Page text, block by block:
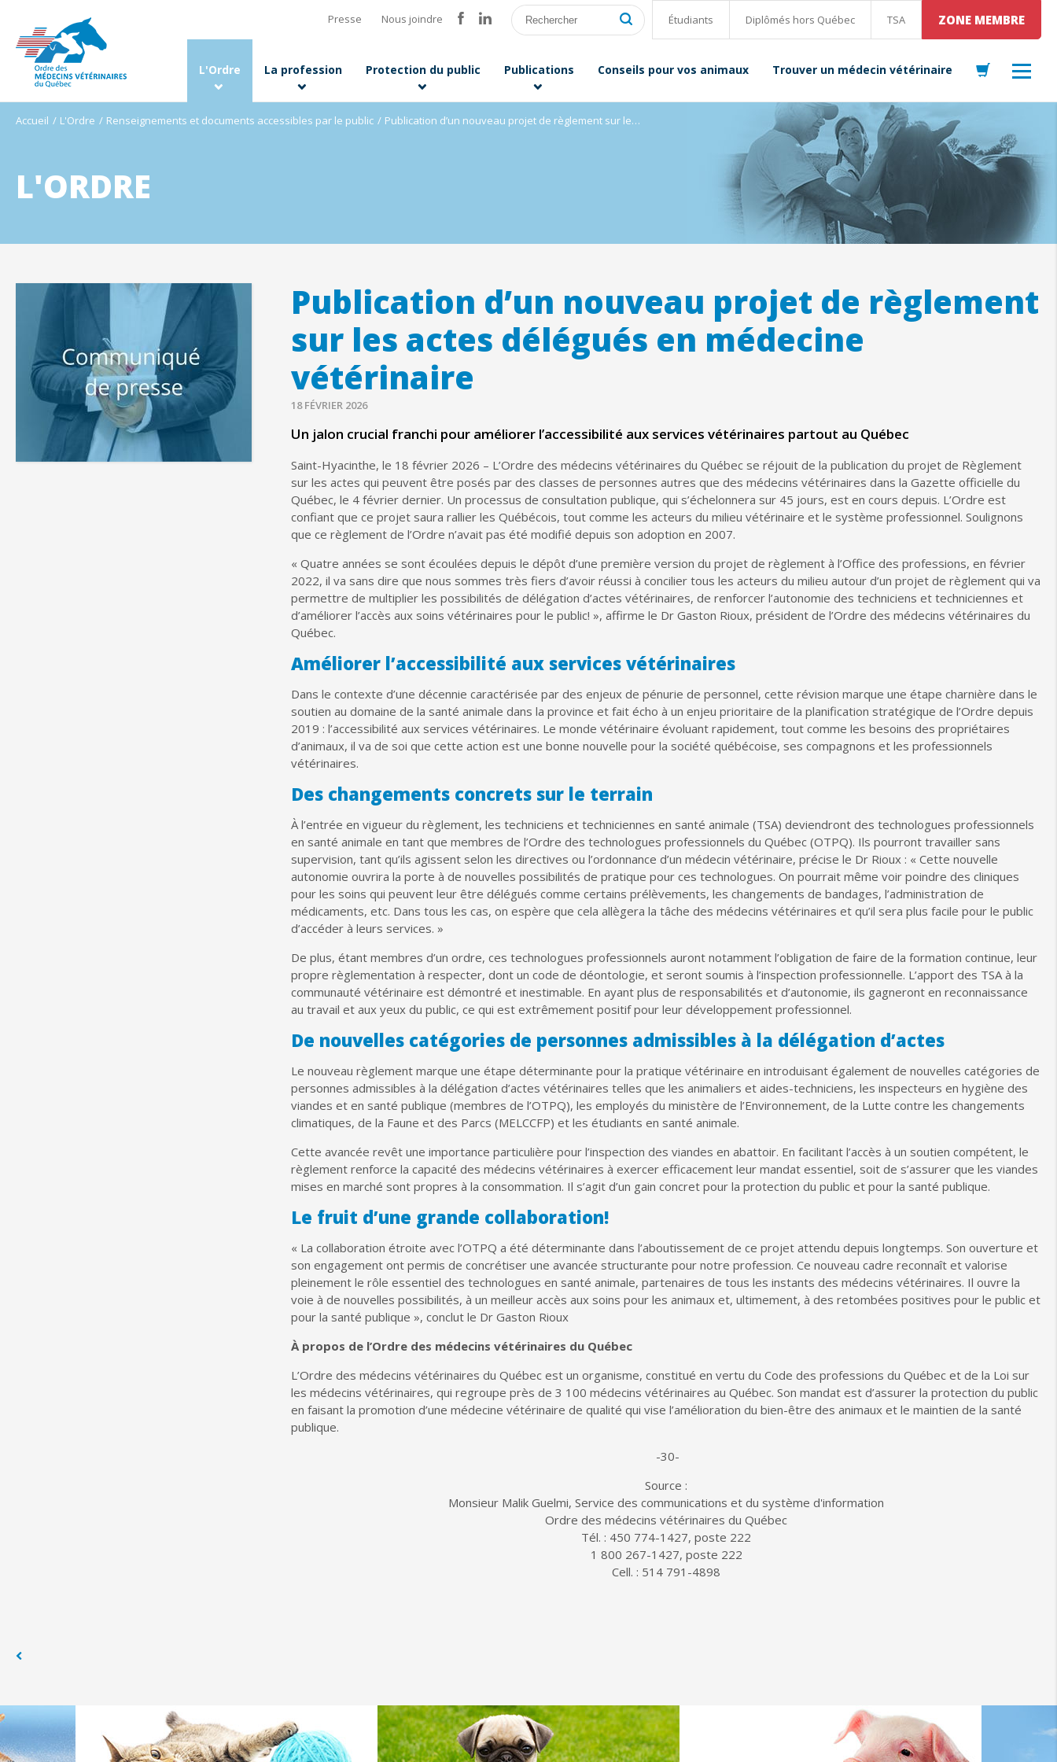
Presse Nous joindre Étudiants Diplômés hors Québec TSA ZONE MEMBRE
L'Ordre La profession Protection du public Publications Conseils pour vos animaux Trouver un médecin vétérinaire
Accueil L'Ordre Renseignements et documents accessibles par le public Publication d’un nouveau projet de règlement sur les actes délégués en médecine vétérinaire
L'ORDRE
Publication d’un nouveau projet de règlement
sur les actes délégués en médecine
vétérinaire
18 FÉVRIER 2026
Un jalon crucial franchi pour améliorer l’accessibilité aux services vétérinaires partout au Québec
Saint-Hyacinthe, le 18 février 2026 – L’Ordre des médecins vétérinaires du Québec se réjouit de la publication du projet de Règlement
sur les actes qui peuvent être posés par des classes de personnes autres que des médecins vétérinaires dans la Gazette officielle du
Québec, le 4 février dernier. Un processus de consultation publique, qui s’échelonnera sur 45 jours, est en cours depuis. L’Ordre est
confiant que ce projet saura rallier les Québécois, tout comme les acteurs du milieu vétérinaire et le système professionnel. Soulignons
que ce règlement de l’Ordre n’avait pas été modifié depuis son adoption en 2007.
« Quatre années se sont écoulées depuis le dépôt d’une première version du projet de règlement à l’Office des professions, en février
2022, il va sans dire que nous sommes très fiers d’avoir réussi à concilier tous les acteurs du milieu autour d’un projet de règlement qui va
permettre de multiplier les possibilités de délégation d’actes vétérinaires, de renforcer l’autonomie des techniciens et techniciennes et
d’améliorer l’accès aux soins vétérinaires pour le public! », affirme le Dr Gaston Rioux, président de l’Ordre des médecins vétérinaires du
Québec.
Améliorer l’accessibilité aux services vétérinaires
Dans le contexte d’une décennie caractérisée par des enjeux de pénurie de personnel, cette révision marque une étape charnière dans le
soutien au domaine de la santé animale dans la province et fait écho à un enjeu prioritaire de la planification stratégique de l’Ordre depuis
2019 : l’accessibilité aux services vétérinaires. Le monde vétérinaire évoluant rapidement, tout comme les besoins des propriétaires
d’animaux, il va de soi que cette action est une bonne nouvelle pour la société québécoise, ses compagnons et les professionnels
vétérinaires.
Des changements concrets sur le terrain
À l’entrée en vigueur du règlement, les techniciens et techniciennes en santé animale (TSA) deviendront des technologues professionnels
en santé animale en tant que membres de l’Ordre des technologues professionnels du Québec (OTPQ). Ils pourront travailler sans
supervision, tant qu’ils agissent selon les directives ou l’ordonnance d’un médecin vétérinaire, précise le Dr Rioux : « Cette nouvelle
autonomie ouvrira la porte à de nouvelles possibilités de pratique pour ces technologues. On pourrait même voir poindre des cliniques
pour les soins qui peuvent leur être délégués comme certains prélèvements, les changements de bandages, l’administration de
médicaments, etc. Dans tous les cas, on espère que cela allègera la tâche des médecins vétérinaires et qu’il sera plus facile pour le public
d’accéder à leurs services. »
De plus, étant membres d’un ordre, ces technologues professionnels auront notamment l’obligation de faire de la formation continue, leur
propre règlementation à respecter, dont un code de déontologie, et seront soumis à l’inspection professionnelle. L’apport des TSA à la
communauté vétérinaire est démontré et inestimable. En ayant plus de responsabilités et d’autonomie, ils gagneront en reconnaissance
au travail et aux yeux du public, ce qui est extrêmement positif pour leur développement professionnel.
De nouvelles catégories de personnes admissibles à la délégation d’actes
Le nouveau règlement marque une étape déterminante pour la pratique vétérinaire en introduisant également de nouvelles catégories de
personnes admissibles à la délégation d’actes vétérinaires telles que les animaliers et aides-techniciens, les inspecteurs en hygiène des
viandes et en santé publique (membres de l’OTPQ), les employés du ministère de l’Environnement, de la Lutte contre les changements
climatiques, de la Faune et des Parcs (MELCCFP) et les étudiants en santé animale.
Cette avancée revêt une importance particulière pour l’inspection des viandes en abattoir. En facilitant l’accès à un soutien compétent, le
règlement renforce la capacité des médecins vétérinaires à exercer efficacement leur mandat essentiel, soit de s’assurer que les viandes
mises en marché sont propres à la consommation. Il s’agit d’un gain concret pour la protection du public et pour la santé publique.
Le fruit d’une grande collaboration!
« La collaboration étroite avec l’OTPQ a été déterminante dans l’aboutissement de ce projet attendu depuis longtemps. Son ouverture et
son engagement ont permis de concrétiser une avancée structurante pour notre profession. Ce nouveau cadre reconnaît et valorise
pleinement le rôle essentiel des technologues en santé animale, partenaires de tous les instants des médecins vétérinaires. Il ouvre la
voie à de nouvelles possibilités, à un meilleur accès aux soins pour les animaux et, ultimement, à des retombées positives pour le public et
pour la santé publique », conclut le Dr Gaston Rioux
À propos de l’Ordre des médecins vétérinaires du Québec
L’Ordre des médecins vétérinaires du Québec est un organisme, constitué en vertu du Code des professions du Québec et de la Loi sur
les médecins vétérinaires, qui regroupe près de 3 100 médecins vétérinaires au Québec. Son mandat est d’assurer la protection du public
en faisant la promotion d’une médecine vétérinaire de qualité qui vise l’amélioration du bien-être des animaux et le maintien de la santé
publique.
-30-
Source :
Monsieur Malik Guelmi, Service des communications et du système d'information
Ordre des médecins vétérinaires du Québec
Tél. : 450 774-1427, poste 222
1 800 267-1427, poste 222
Cell. : 514 791-4898